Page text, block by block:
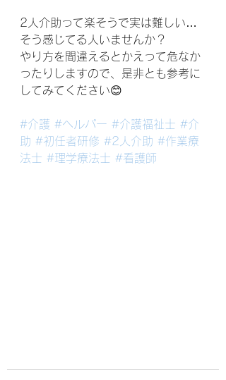
2人介助って楽そうで実は難しい…
そう感じてる人いませんか？
やり方を間違えるとかえって危なか
ったりしますので、是非とも参考に
してみてください😊
#介護 #ヘルパー #介護福祉士 #介
助 #初任者研修 #2人介助 #作業療
法士 #理学療法士 #看護師